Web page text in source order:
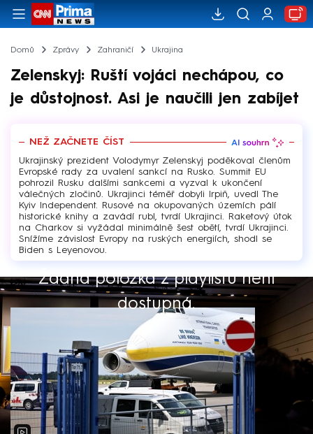
Domů Zprávy Zahraničí Ukrajina
Zelenskyj: Ruští vojáci nechápou, co
je důstojnost. Asi je naučili jen zabíjet
NEŽ ZAČNETE ČÍST
Ukrajinský prezident Volodymyr Zelenskyj poděkoval členům
Evropské rady za uvalení sankcí na Rusko. Summit EU
pohrozil Rusku dalšími sankcemi a vyzval k ukončení
válečných zločinů. Ukrajinci téměř dobyli Irpiň, uvedl The
Kyiv Independent. Rusové na okupovaných územích pálí
historické knihy a zavádí rubl, tvrdí Ukrajinci. Raketový útok
na Charkov si vyžádal minimálně šest obětí, tvrdí Ukrajinci.
Snížíme závislost Evropy na ruských energiích, shodl se
Biden s Leyenovou.
Žádná položka z playlistu není
dostupná.
Výběr redakce